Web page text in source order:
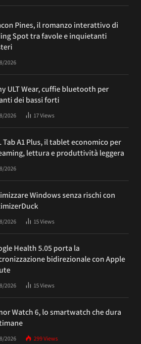
Pines, il romanzo interattivo di
Spot tra favole e inquietanti
2026
ULT Wear, cuffie bluetooth per
dei bassi forti
2026 17Views
Tab A1 Plus, il tablet economico per
lettura e produttività leggera
2026
Windows senza rischi con
2026 15Views
Health 5.05 porta la
bidirezionale con Apple
2026 15Views
Watch 6, lo smartwatch che dura
2026 299Views